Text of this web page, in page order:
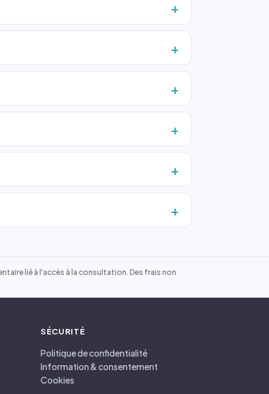
lié à l'accès à la consultation. Des frais non
SÉCURITÉ
Politique de confidentialité
Information & consentement
Cookies